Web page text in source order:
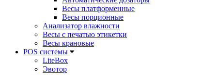
Весы платформенные
Весы порционные
Анализатор влажности
Весы с печатью этикетки
Весы крановые
POS системы
LiteBox
Эвотор